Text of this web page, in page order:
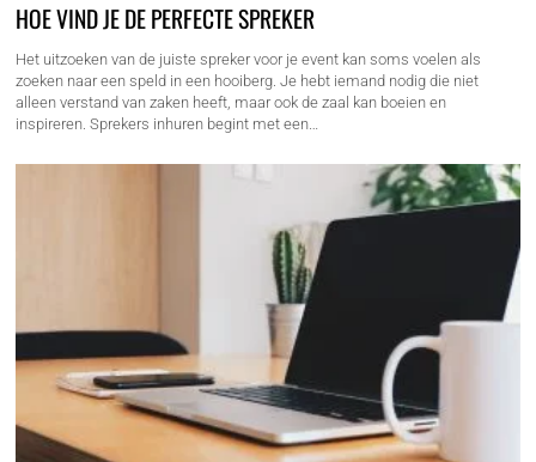
HOE VIND JE DE PERFECTE SPREKER
Het uitzoeken van de juiste spreker voor je event kan soms voelen als
zoeken naar een speld in een hooiberg. Je hebt iemand nodig die niet
alleen verstand van zaken heeft, maar ook de zaal kan boeien en
inspireren. Sprekers inhuren begint met een…